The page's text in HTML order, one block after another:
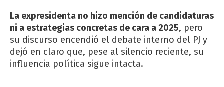
La expresidenta no hizo mención de candidaturas
ni a estrategias concretas de cara a 2025, pero
su discurso encendió el debate interno del PJ y
dejó en claro que, pese al silencio reciente, su
influencia política sigue intacta.